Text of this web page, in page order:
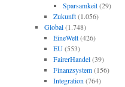
Sparsamkeit(29)
Zukunft(1.056)
Global(1.748)
EineWelt(426)
EU(553)
FairerHandel(39)
Finanzsystem(156)
Integration (764)